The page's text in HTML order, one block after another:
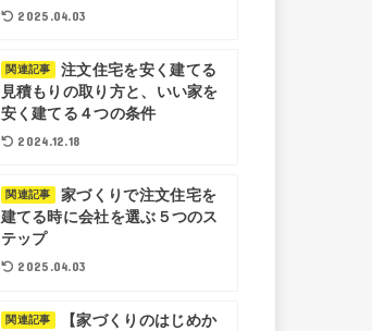
2025.04.03
関連記事
注文住宅を安く建てる
見積もりの取り方と、いい家を
安く建てる４つの条件
2024.12.18
関連記事
家づくりで注文住宅を
建てる時に会社を選ぶ５つのス
テップ
2025.04.03
関連記事
【家づくりのはじめか